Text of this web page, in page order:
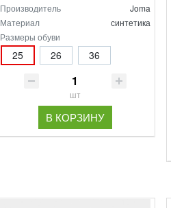
Производитель
Joma
Материал
синтетика
Размеры обуви
25 26 36
шт
В КОРЗИНУ